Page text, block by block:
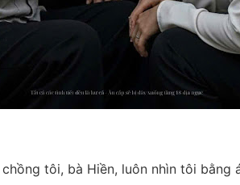
tôi, bà Hiền, luôn nhìn tôi bằng